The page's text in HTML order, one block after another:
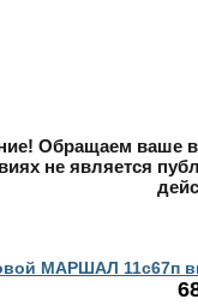
Обращаем ваше
не является
МАРШАЛ 11c67п